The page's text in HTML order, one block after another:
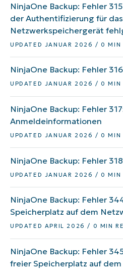
NinjaOne Backup: Fehler
der Authentifizierung für das
Netzwerkspeichergerät
UPDATED JANUAR 2026 / 0 MIN
NinjaOne Backup: Fehler
UPDATED JANUAR 2026 / 0 MIN
NinjaOne Backup: Fehler
Anmeldeinformationen
UPDATED JANUAR 2026 / 0 MIN
NinjaOne Backup: Fehler
UPDATED JANUAR 2026 / 0 MIN
NinjaOne Backup: Fehler
Speicherplatz auf dem
UPDATED APRIL 2026 / 0 MIN
NinjaOne Backup: Fehler
freier Speicherplatz auf dem